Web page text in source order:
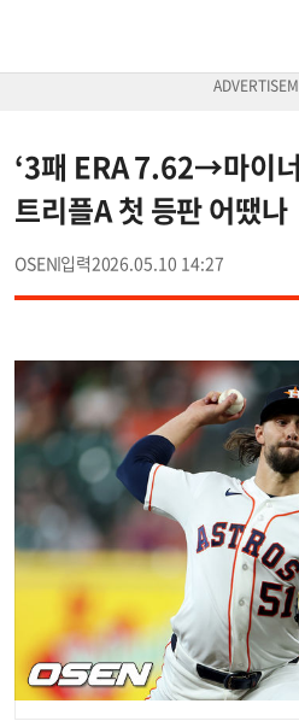
‘3패 ERA 7.62→마이
트리플A 첫 등판 어땠나
OSEN 2026.05.10 14:27